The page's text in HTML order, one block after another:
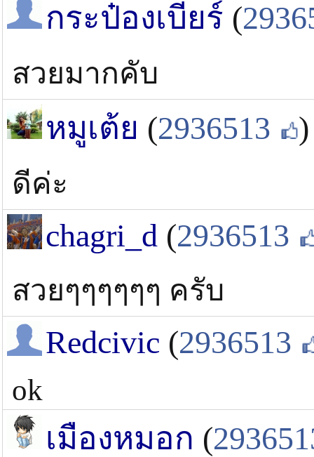
กระป๋องเบียร์ (
สวยมากคับ
หมูเต้ย (2936513 )
ดีค่ะ
chagri_d (2936513
สวยๆๆๆๆๆๆ ครับ
Redcivic (2936513
ok
เมืองหมอก (